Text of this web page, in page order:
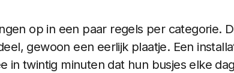
op in een paar regels per categorie.
gewoon een eerlijk plaatje. Een
in twintig minuten dat hun busjes elke